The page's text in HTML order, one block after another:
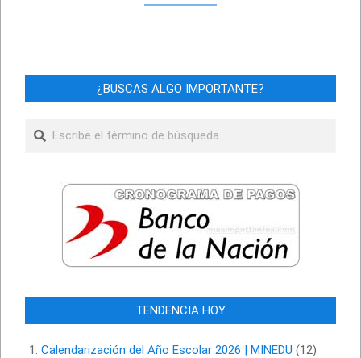
¿BUSCAS ALGO IMPORTANTE?
Buscar
TENDENCIA HOY
Calendarización del Año Escolar 2026 | MINEDU (12)